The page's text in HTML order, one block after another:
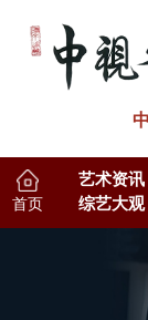
首页
艺术资讯
综艺大观